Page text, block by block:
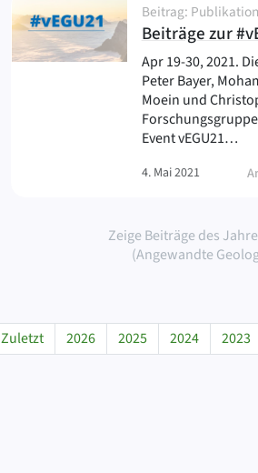
Beiträge zur
Beitrag: Publikation
Apr 19-30, 2021.
Peter Bayer,
Moein und
Event vEGU21…
4. Mai 2021
Zeige Beiträge des
(Angewandte
Zuletzt 2026 2025 2024 2023